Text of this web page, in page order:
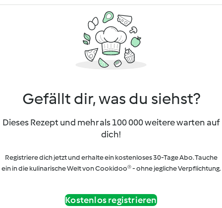
Gefällt dir, was du siehst?
Dieses Rezept und mehr als 100 000 weitere warten auf
dich!
Registriere dich jetzt und erhalte ein kostenloses 30-Tage Abo. Tauche
ein in die kulinarische Welt von Cookidoo® - ohne jegliche Verpflichtung.
Kostenlos registrieren